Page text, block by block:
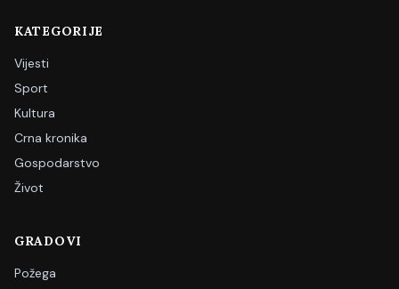
KATEGORIJE
Vijesti
Sport
Kultura
Crna kronika
Gospodarstvo
Život
GRADOVI
Požega